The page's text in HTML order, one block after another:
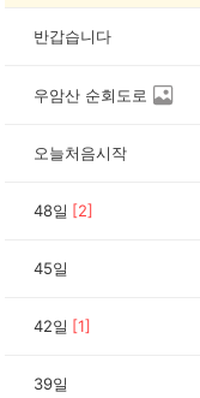
록
반갑습니다
우암산 순회도로
오늘처음시작
48일 [2]
45일
42일 [1]
39일